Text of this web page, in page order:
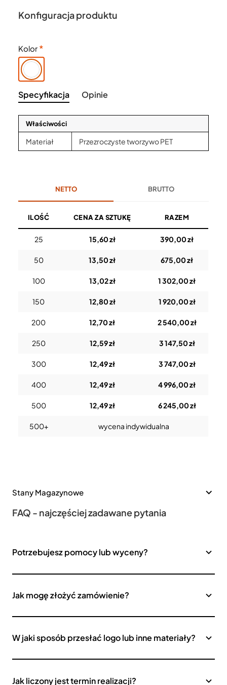
Konfiguracja produktu
Kolor
Specyfikacja Opinie
Właściwości
Materiał Przezroczyste tworzywo PET
NETTO BRUTTO
ILOŚĆ CENA ZA SZTUKĘ RAZEM
25 15,60 zł 390,00 zł
50 13,50 zł 675,00 zł
100 13,02 zł 1 302,00 zł
150 12,80 zł 1 920,00 zł
200 12,70 zł 2 540,00 zł
250 12,59 zł 3 147,50 zł
300 12,49 zł 3 747,00 zł
400 12,49 zł 4 996,00 zł
500 12,49 zł 6 245,00 zł
500+ wycena indywidualna
Stany Magazynowe
FAQ - najczęściej zadawane pytania
Potrzebujesz pomocy lub wyceny?
Jak mogę złożyć zamówienie?
W jaki sposób przesłać logo lub inne materiały?
Jak liczony jest termin realizacji?